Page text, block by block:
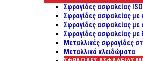
Σφραγίδες ασφαλείας
Σφραγίδες ασφαλείας με
Σφραγίδες ασφαλείας με
Σφραγίδες ασφαλείας με
Μεταλλικές σφραγίδες
Μεταλλικά κλειδώματα